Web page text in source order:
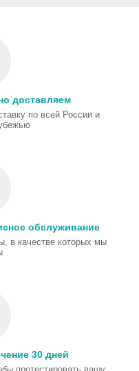
доставляем
по всей России и
обслуживание
в качестве которых мы
30 дней